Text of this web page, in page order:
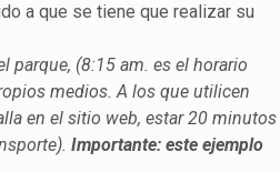
a que se tiene que realizar su
parque, (8:15 am. es el horario
medios. A los que utilicen
en el sitio web, estar 20 minutos
Importante: este ejemplo